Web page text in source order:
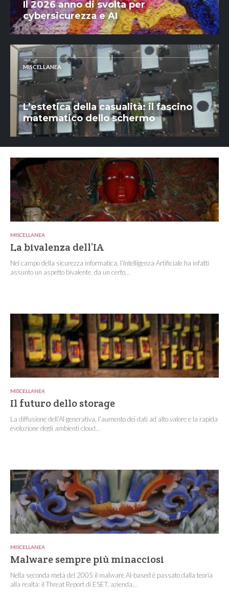
Il 2026 anno di svolta per
cybersicurezza e AI
MISCELLANEA
L’estetica della casualità: il fascino
matematico dello schermo
MISCELLANEA
La bivalenza dell’IA
Nel campo della sicurezza informatica, l’Intelligenza Artificiale ha infatti
assunto un aspetto bivalente, da un certo...
MISCELLANEA
Il futuro dello storage
La diffusione dell’AI generativa, l’aumento dei dati ad alto valore e la rapida
evoluzione degli ambienti cloud...
MISCELLANEA
Malware sempre più minacciosi
Nella seconda metà del 2005 il malware AI-based è passato dalla teoria
alla realtà: il Threat Report di ESET, azienda...